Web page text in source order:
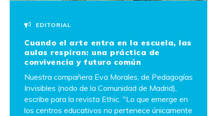
EDITORIAL
Cuando el arte entra en la escuela, las
aulas respiran: una práctica de
convivencia y futuro común
Nuestra compañera Eva Morales, de Pedagogías
Invisibles (nodo de la Comunidad de Madrid),
escribe para la revista Ethic. "Lo que emerge en
los centros educativos no pertenece únicamente